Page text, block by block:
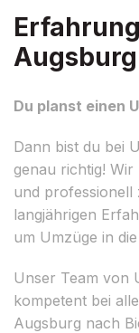
Du planst einen
Dann bist du bei
genau richtig!
und professionell
langjährigen
um Umzüge in
Unser Team von
kompetent bei
Augsburg nach